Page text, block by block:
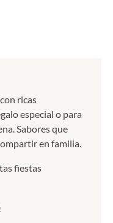
ricas
especial o para
Sabores que
en familia.
fiestas